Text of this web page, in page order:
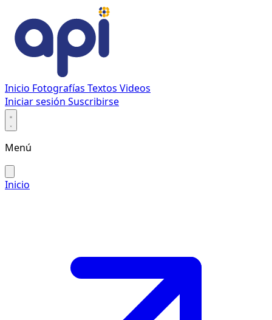
Inicio Fotografías Textos Videos
Iniciar sesión Suscribirse
Menú
Inicio